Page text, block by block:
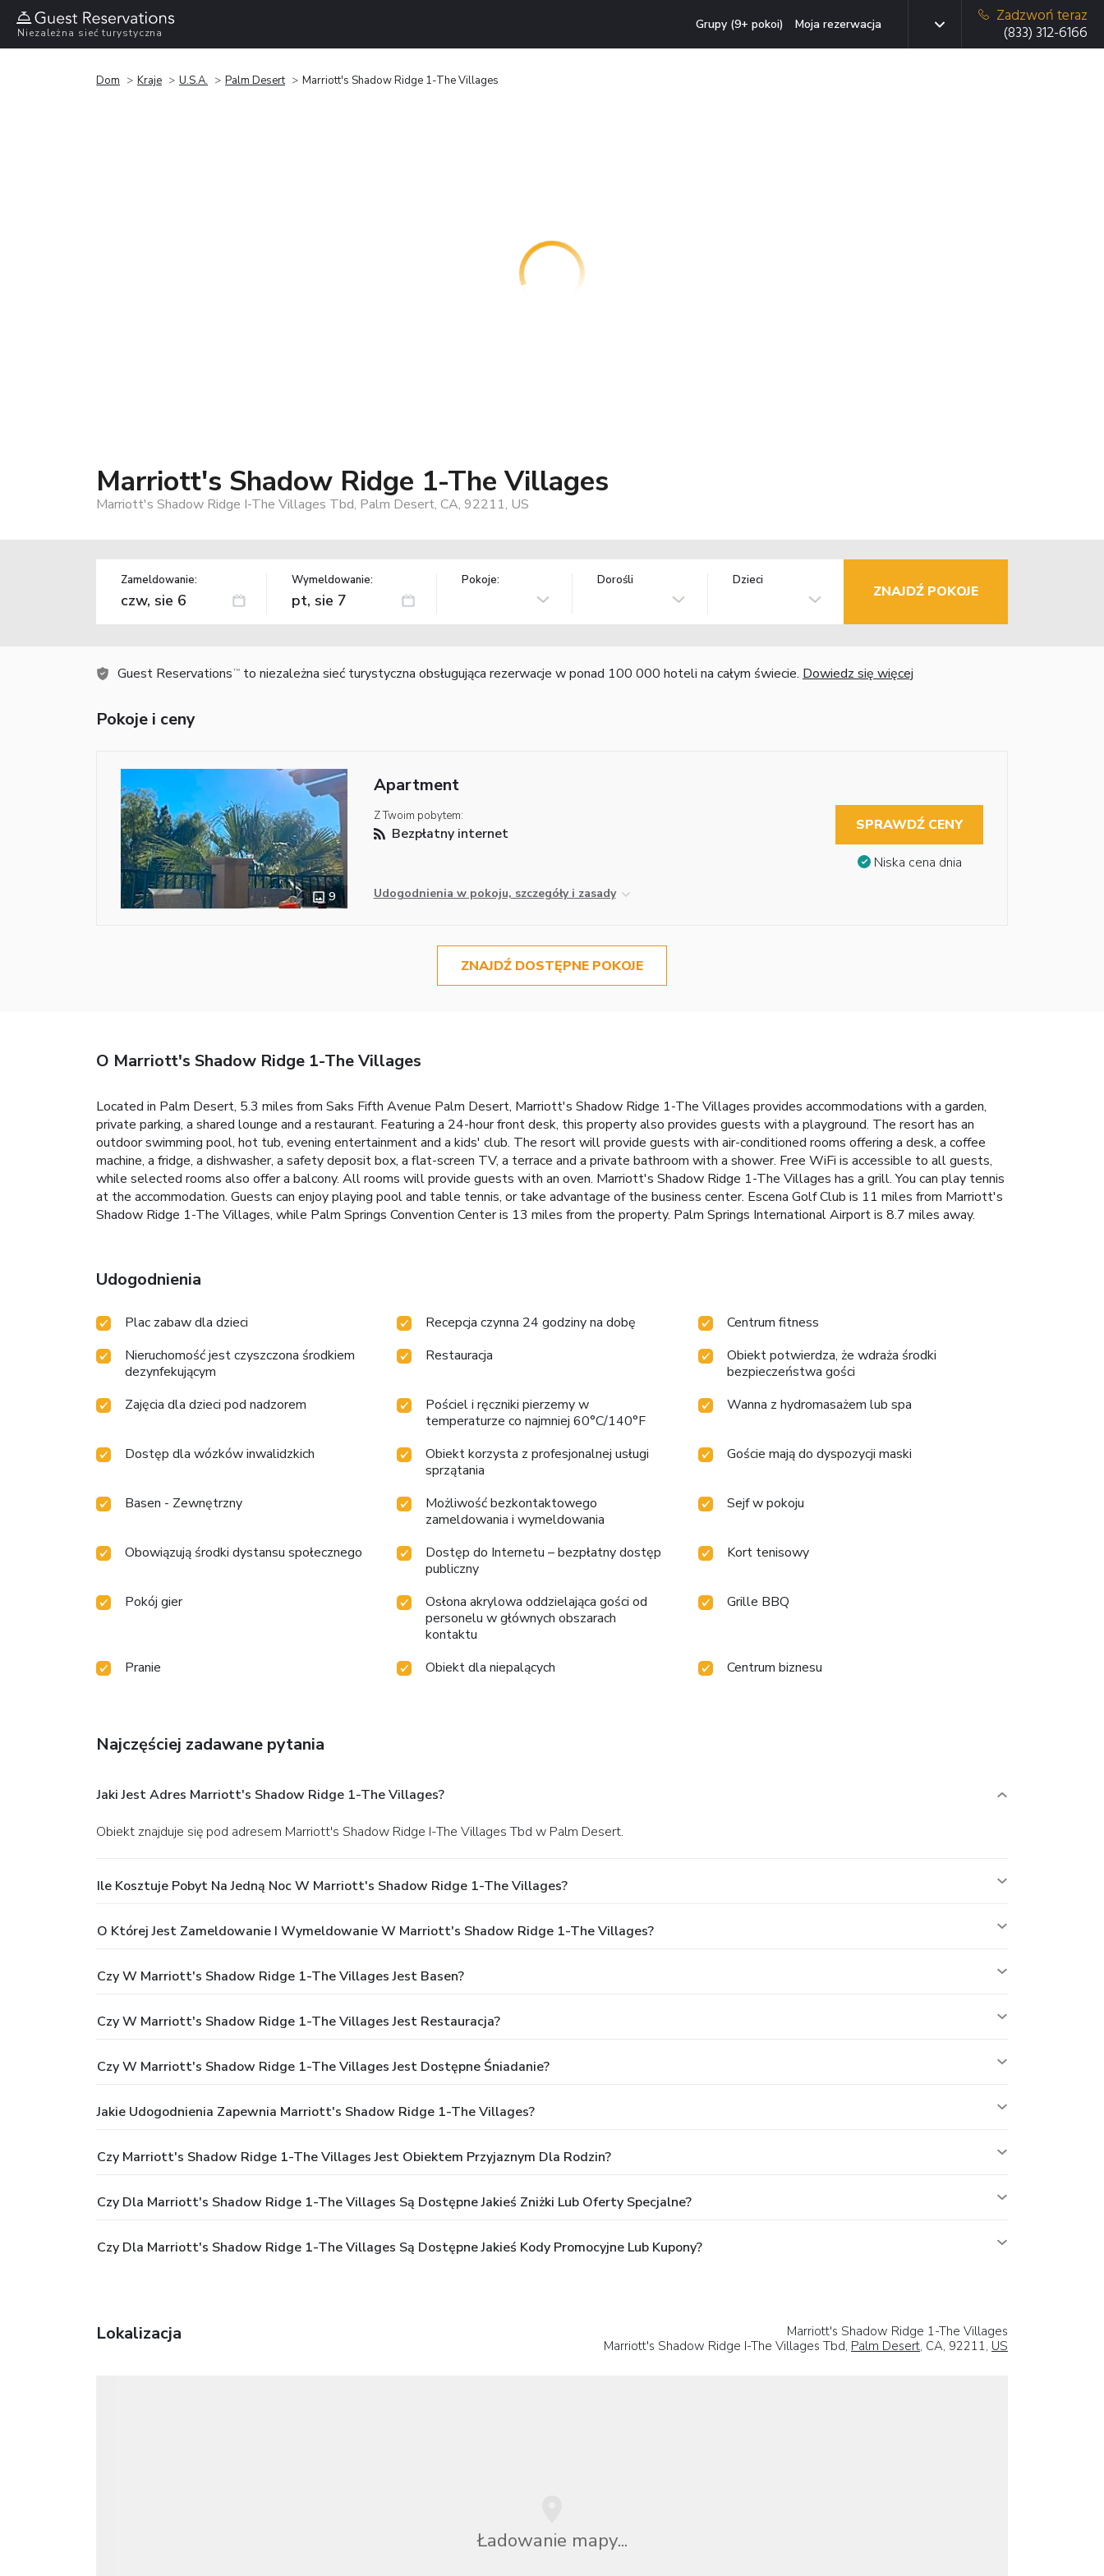
Niezależna sieć turystyczna
Grupy (9+ pokoi) Moja rezerwacja
Zadzwoń teraz
(833) 312-6166
Dom Kraje U.S.A. Palm Desert Marriott's Shadow Ridge 1-The Villages
Marriott's Shadow Ridge 1-The Villages
Marriott's Shadow Ridge I-The Villages Tbd, Palm Desert, CA, 92211, US
Zameldowanie: Wymeldowanie: Pokoje: Dorośli Dzieci
ZNAJDŹ POKOJE
Guest Reservations TM to niezależna sieć turystyczna obsługująca rezerwacje w ponad 100 000 hoteli na całym świecie. Dowiedz się więcej
Pokoje i ceny
9
Apartment
Z Twoim pobytem:
Bezpłatny internet
Udogodnienia w pokoju, szczegóły i zasady
SPRAWDŹ CENY
Niska cena dnia
ZNAJDŹ DOSTĘPNE POKOJE
O Marriott's Shadow Ridge 1-The Villages
Located in Palm Desert, 5.3 miles from Saks Fifth Avenue Palm Desert, Marriott's Shadow Ridge 1-The Villages provides accommodations with a garden,
private parking, a shared lounge and a restaurant. Featuring a 24-hour front desk, this property also provides guests with a playground. The resort has an
outdoor swimming pool, hot tub, evening entertainment and a kids' club. The resort will provide guests with air-conditioned rooms offering a desk, a coffee
machine, a fridge, a dishwasher, a safety deposit box, a flat-screen TV, a terrace and a private bathroom with a shower. Free WiFi is accessible to all guests,
while selected rooms also offer a balcony. All rooms will provide guests with an oven. Marriott's Shadow Ridge 1-The Villages has a grill. You can play tennis
at the accommodation. Guests can enjoy playing pool and table tennis, or take advantage of the business center. Escena Golf Club is 11 miles from Marriott's
Shadow Ridge 1-The Villages, while Palm Springs Convention Center is 13 miles from the property. Palm Springs International Airport is 8.7 miles away.
Udogodnienia
Plac zabaw dla dzieci Recepcja czynna 24 godziny na dobę
Centrum fitness
Nieruchomość jest czyszczona środkiem
dezynfekującym
Restauracja
Obiekt potwierdza, że wdraża środki
bezpieczeństwa gości
Zajęcia dla dzieci pod nadzorem
Pościel i ręczniki pierzemy w
temperaturze co najmniej 60°C/140°F
Wanna z hydromasażem lub spa
Dostęp dla wózków inwalidzkich
Obiekt korzysta z profesjonalnej usługi
sprzątania
Goście mają do dyspozycji maski
Basen - Zewnętrzny
Możliwość bezkontaktowego
zameldowania i wymeldowania
Sejf w pokoju
Obowiązują środki dystansu społecznego
Dostęp do Internetu – bezpłatny dostęp
publiczny
Kort tenisowy
Pokój gier
Osłona akrylowa oddzielająca gości od
personelu w głównych obszarach
kontaktu
Grille BBQ
Pranie Obiekt dla niepalących Centrum biznesu
Najczęściej zadawane pytania
Jaki Jest Adres Marriott's Shadow Ridge 1-The Villages?
Obiekt znajduje się pod adresem Marriott's Shadow Ridge I-The Villages Tbd w Palm Desert.
Ile Kosztuje Pobyt Na Jedną Noc W Marriott's Shadow Ridge 1-The Villages?
O Której Jest Zameldowanie I Wymeldowanie W Marriott's Shadow Ridge 1-The Villages?
Czy W Marriott's Shadow Ridge 1-The Villages Jest Basen?
Czy W Marriott's Shadow Ridge 1-The Villages Jest Restauracja?
Czy W Marriott's Shadow Ridge 1-The Villages Jest Dostępne Śniadanie?
Jakie Udogodnienia Zapewnia Marriott's Shadow Ridge 1-The Villages?
Czy Marriott's Shadow Ridge 1-The Villages Jest Obiektem Przyjaznym Dla Rodzin?
Czy Dla Marriott's Shadow Ridge 1-The Villages Są Dostępne Jakieś Zniżki Lub Oferty Specjalne?
Czy Dla Marriott's Shadow Ridge 1-The Villages Są Dostępne Jakieś Kody Promocyjne Lub Kupony?
Lokalizacja
Marriott's Shadow Ridge 1-The Villages
Marriott's Shadow Ridge I-The Villages Tbd, Palm Desert, CA, 92211, US
Ładowanie mapy...